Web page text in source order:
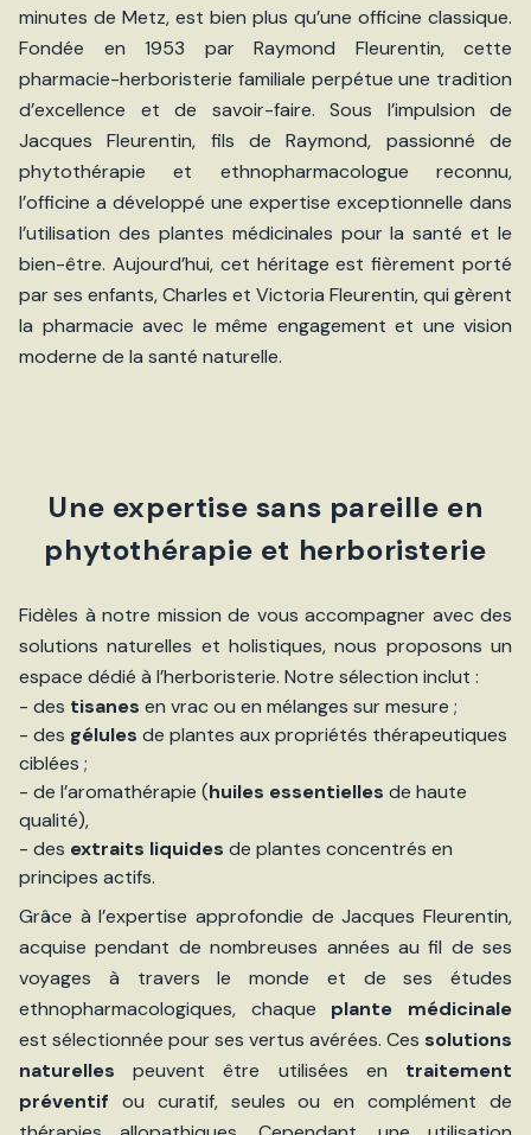
minutes de Metz, est bien plus qu’une officine classique.
Fondée en 1953 par Raymond Fleurentin, cette
pharmacie-herboristerie familiale perpétue une tradition
d’excellence et de savoir-faire. Sous l’impulsion de
Jacques Fleurentin, fils de Raymond, passionné de
phytothérapie et ethnopharmacologue reconnu,
l’officine a développé une expertise exceptionnelle dans
l’utilisation des plantes médicinales pour la santé et le
bien-être. Aujourd’hui, cet héritage est fièrement porté
par ses enfants, Charles et Victoria Fleurentin, qui gèrent
la pharmacie avec le même engagement et une vision
moderne de la santé naturelle.
Une expertise sans pareille en
phytothérapie et herboristerie
Fidèles à notre mission de vous accompagner avec des
solutions naturelles et holistiques, nous proposons un
espace dédié à l’herboristerie. Notre sélection inclut :
- des tisanes en vrac ou en mélanges sur mesure ;
- des gélules de plantes aux propriétés thérapeutiques
ciblées ;
- de l’aromathérapie (huiles essentielles de haute
qualité),
- des extraits liquides de plantes concentrés en
principes actifs.
Grâce à l’expertise approfondie de Jacques Fleurentin,
acquise pendant de nombreuses années au fil de ses
voyages à travers le monde et de ses études
ethnopharmacologiques, chaque plante médicinale
est sélectionnée pour ses vertus avérées. Ces solutions
naturelles peuvent être utilisées en traitement
préventif ou curatif, seules ou en complément de